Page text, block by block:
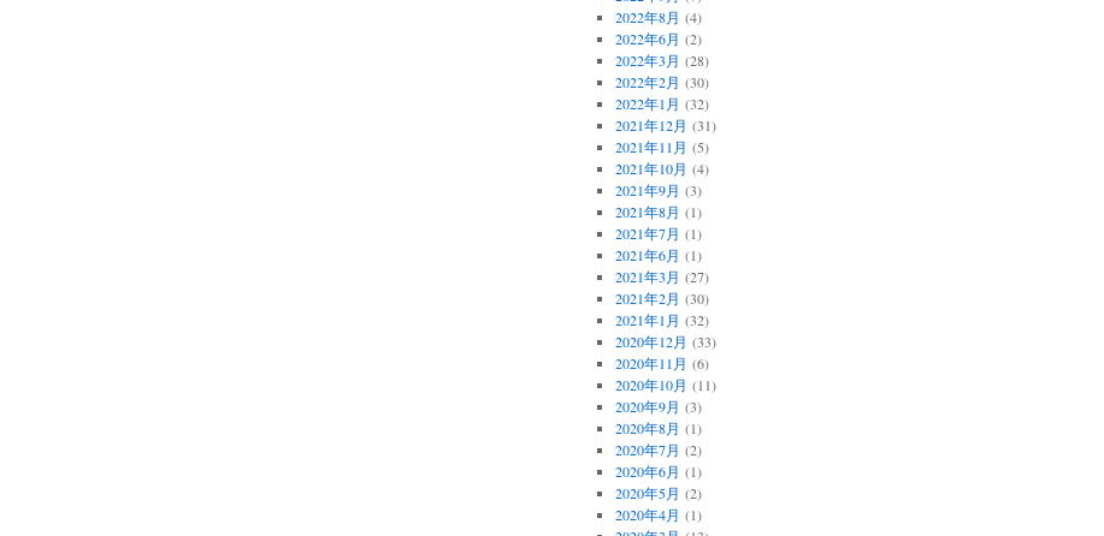
2022年8月 (4)
2022年6月 (2)
2022年3月 (28)
2022年2月 (30)
2022年1月 (32)
2021年12月 (31)
2021年11月 (5)
2021年10月 (4)
2021年9月 (3)
2021年8月 (1)
2021年7月 (1)
2021年6月 (1)
2021年3月 (27)
2021年2月 (30)
2021年1月 (32)
2020年12月 (33)
2020年11月 (6)
2020年10月 (11)
2020年9月 (3)
2020年8月 (1)
2020年7月 (2)
2020年6月 (1)
2020年5月 (2)
2020年4月 (1)